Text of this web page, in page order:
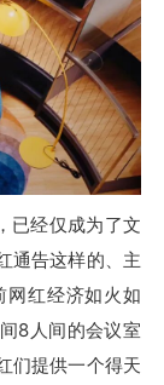
已经仅成为了文
通告这样的、主
网红经济如火如
8人间的会议室
们提供一个得天